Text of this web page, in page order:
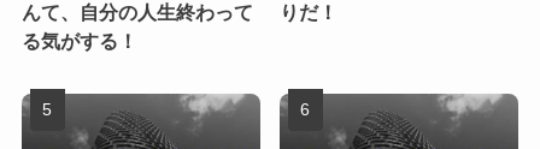
んて、自分の人生終わって
る気がする！
りだ！